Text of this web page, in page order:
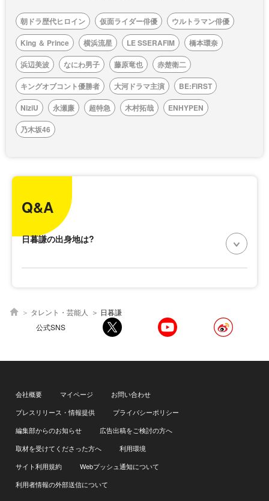
朝ドラ歴代ヒロイン 仮面ライダー俳優
ウルトラマン俳優
King ＆ Prince
横浜流星 LE SSERAFIM
橋本環奈
浜辺美波
なにわ男子 藤原竜也
赤楚衛二
キングオブコント優勝者
大河ドラマ主演
BE:FIRST
NiziU
永瀬廉 超特急 木村拓哉
ENHYPEN
乃木坂46
Q&A
日暮謙の出身地は?
タレント・芸能人
日暮謙
公式SNS
会社概要 マイページ
お問い合わせ
プレスリリース・情報提供
プライバシーポリシー
編集部からのお知らせ
広告出稿をご検討の方へ
取材を受けてくださった方へ
利用環境
サイト利用規約
Webプッシュ通知について
利用者情報の外部送信について